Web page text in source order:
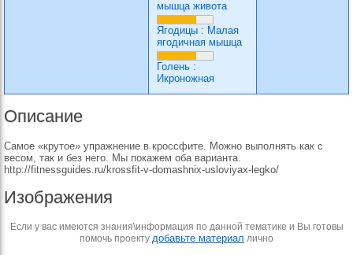
мышца живота
Ягодицы : Малая
ягодичная мышца
Голень :
Икроножная
Описание
Самое «крутое» упражнение в кроссфите. Можно выполнять как с
весом, так и без него. Мы покажем оба варианта.
http://fitnessguides.ru/krossfit-v-domashnix-usloviyax-legko/
Изображения
Если у вас имеются знания\информация по данной тематике и Вы готовы
помочь проекту добавьте материал лично